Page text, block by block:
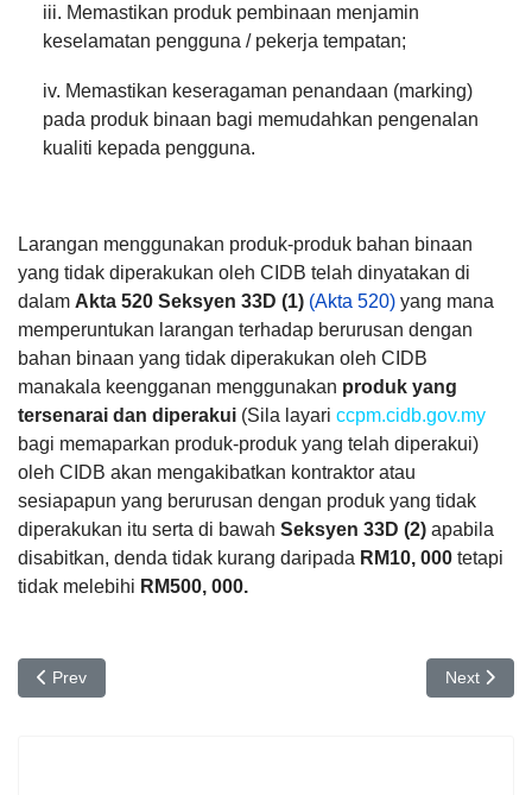
iii. Memastikan produk pembinaan menjamin
keselamatan pengguna / pekerja tempatan;
iv. Memastikan keseragaman penandaan (marking)
pada produk binaan bagi memudahkan pengenalan
kualiti kepada pengguna.
Larangan menggunakan produk-produk bahan binaan
yang tidak diperakukan oleh CIDB telah dinyatakan di
dalam Akta 520 Seksyen 33D (1) (Akta 520) yang mana
memperuntukan larangan terhadap berurusan dengan
bahan binaan yang tidak diperakukan oleh CIDB
manakala keengganan menggunakan produk yang
tersenarai dan diperakui (Sila layari ccpm.cidb.gov.my
bagi memaparkan produk-produk yang telah diperakui)
oleh CIDB akan mengakibatkan kontraktor atau
sesiapapun yang berurusan dengan produk yang tidak
diperakukan itu serta di bawah Seksyen 33D (2) apabila
disabitkan, denda tidak kurang daripada RM10, 000 tetapi
tidak melebihi RM500, 000.
Previous article: KEWAJIPAN KONTRAKTOR
Prev Next
Next